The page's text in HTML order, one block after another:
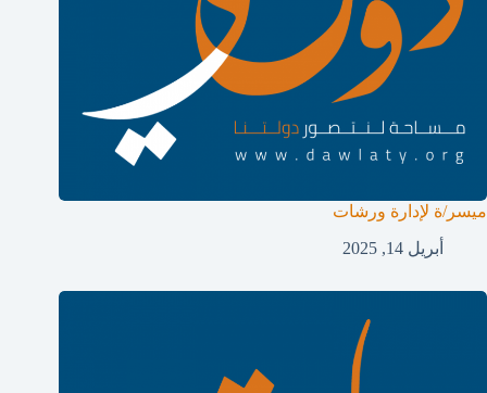
ميسر/ة لإدارة ورشات
أبريل 14, 2025